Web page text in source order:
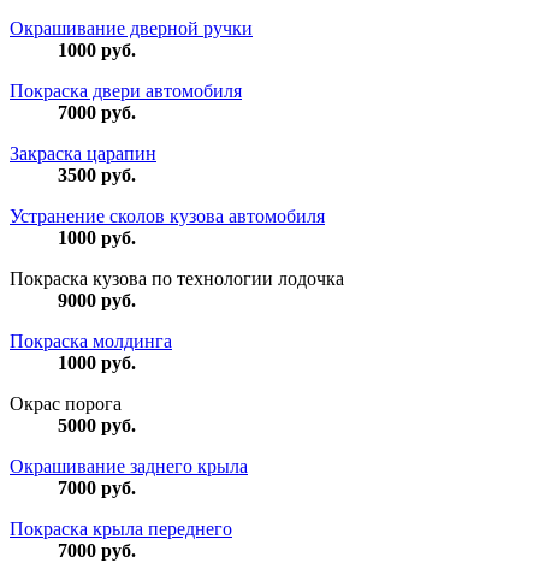
Окрашивание дверной ручки
1000 руб.
Покраска двери автомобиля
7000 руб.
Закраска царапин
3500 руб.
Устранение сколов кузова автомобиля
1000 руб.
Покраска кузова по технологии лодочка
9000 руб.
Покраска молдинга
1000 руб.
Окрас порога
5000 руб.
Окрашивание заднего крыла
7000 руб.
Покраска крыла переднего
7000 руб.